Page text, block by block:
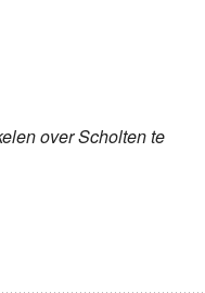
over Scholten te